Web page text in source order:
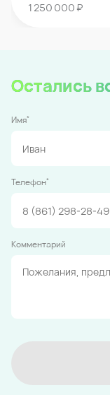
1 250 000 ₽
Остались
Имя*
Телефон*
Комментарий